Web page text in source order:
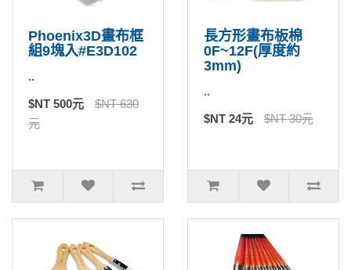
Phoenix3D畫布框
組9塊入#E3D102
..
$NT 500元
$NT 630
元
長方形畫布板棉
0F~12F(厚度約
3mm)
..
$NT 24元 $NT 30元